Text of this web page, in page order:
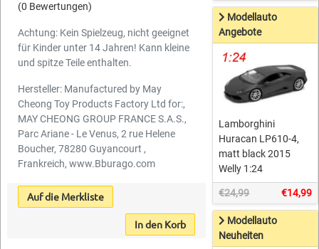
(0 Bewertungen)
Achtung: Kein Spielzeug, nicht geeignet
für Kinder unter 14 Jahren! Kann kleine
und spitze Teile enthalten.
Hersteller: Manufactured by May
Cheong Toy Products Factory Ltd for:,
MAY CHEONG GROUP FRANCE S.A.S.,
Parc Ariane - Le Venus, 2 rue Helene
Boucher, 78280 Guyancourt ,
Frankreich, www.Bburago.com
Auf die Merkliste
In den Korb
Modellauto
Angebote
Lamborghini
Huracan LP610-4,
matt black 2015
Welly 1:24
€24,99 €14,99
Modellauto
Neuheiten